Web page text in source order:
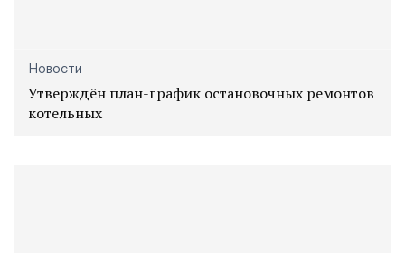
Новости
Утверждён план-график остановочных ремонтов
котельных